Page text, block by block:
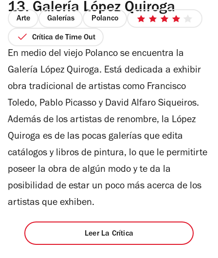
13. Galería López Quiroga
Arte Galerías Polanco
4
estrellas
Crítica de Time Out
En medio del viejo Polanco se encuentra la
Galería López Quiroga. Está dedicada a exhibir
obra tradicional de artistas como Francisco
Toledo, Pablo Picasso y David Alfaro Siqueiros.
Además de los artistas de renombre, la López
Quiroga es de las pocas galerías que edita
catálogos y libros de pintura, lo que le permitirte
poseer la obra de algún modo y te da la
posibilidad de estar un poco más acerca de los
artistas que exhiben.
Leer La Crítica